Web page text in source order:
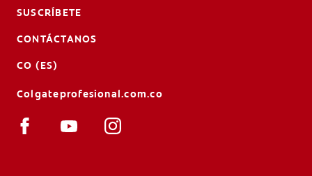
SUSCRÍBETE
CONTÁCTANOS
CO (ES)
Colgateprofesional.com.co